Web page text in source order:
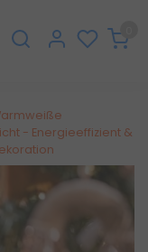
- Energieeffizient &